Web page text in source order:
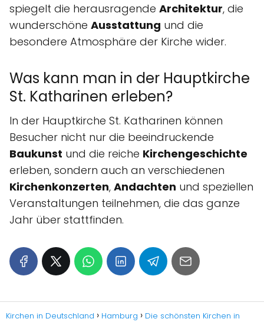
spiegelt die herausragende Architektur, die
wunderschöne Ausstattung und die
besondere Atmosphäre der Kirche wider.
Was kann man in der Hauptkirche
St. Katharinen erleben?
In der Hauptkirche St. Katharinen können
Besucher nicht nur die beeindruckende
Baukunst und die reiche Kirchengeschichte
erleben, sondern auch an verschiedenen
Kirchenkonzerten, Andachten und speziellen
Veranstaltungen teilnehmen, die das ganze
Jahr über stattfinden.
Kirchen in Deutschland Hamburg Die schönsten Kirchen in